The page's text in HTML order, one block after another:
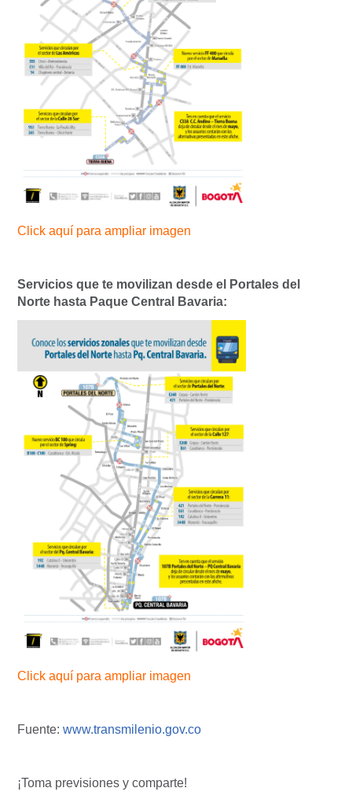
Click aquí para ampliar imagen
Servicios que te movilizan desde el Portales del
Norte hasta Paque Central Bavaria:
Click aquí para ampliar imagen
Fuente: www.transmilenio.gov.co
¡Toma previsiones y comparte!